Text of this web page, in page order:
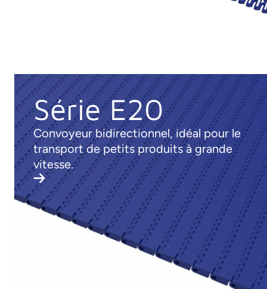
Série E20
Convoyeur bidirectionnel, idéal pour le
transport de petits produits à grande
vitesse.